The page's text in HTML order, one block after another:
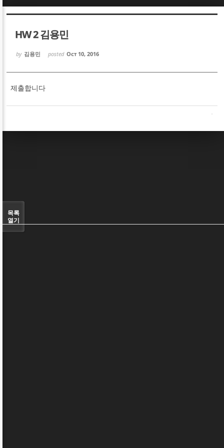
HW 2 김용민
by 김용민 posted Oct 10, 2016
제출합니다
목록
열기
Sketchbook5, 스케치북5
Sketchbook5, 스케치북5
Sketchbook5, 스케치북5
Sketchbook5, 스케치북5